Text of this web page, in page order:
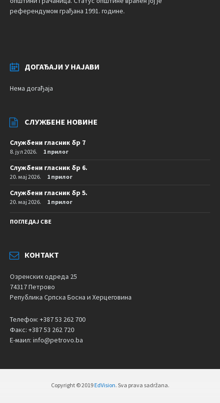
референдумом грађана 1991. године.
ДОГАЂАЈИ У НАЈАВИ
Нема догађаја
СЛУЖБЕНЕ НОВИНЕ
Службени гласник бр 7
8. јул 2026. 1 прилог
Службени гласник бр 6.
20. мај 2026. 1 прилог
Службени гласник бр 5.
20. мај 2026. 1 прилог
ПОГЛЕДАЈ СВЕ
КОНТАКТ
Озренских одреда 25
74317 Петрово
Република Српска Босна и Херцеговина
Телефон: +387 53 262 700
Факс: +387 53 262 720
Е-маил: info@petrovo.ba
Copyright © 2019 EdVision. Sva prava sadržana.